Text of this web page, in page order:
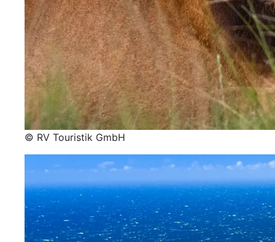
© RV Touristik GmbH